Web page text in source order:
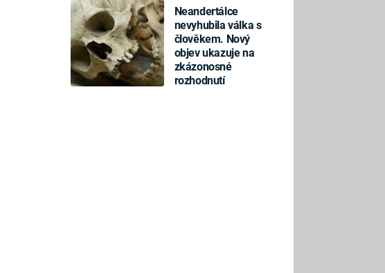
Neandertálce
nevyhubila válka s
člověkem. Nový
objev ukazuje na
zkázonosné
rozhodnutí